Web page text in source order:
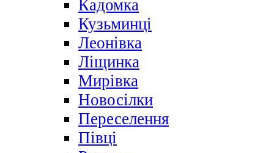
Кадомка
Кузьминці
Леонівка
Ліщинка
Мирівка
Новосілки
Переселення
Півці